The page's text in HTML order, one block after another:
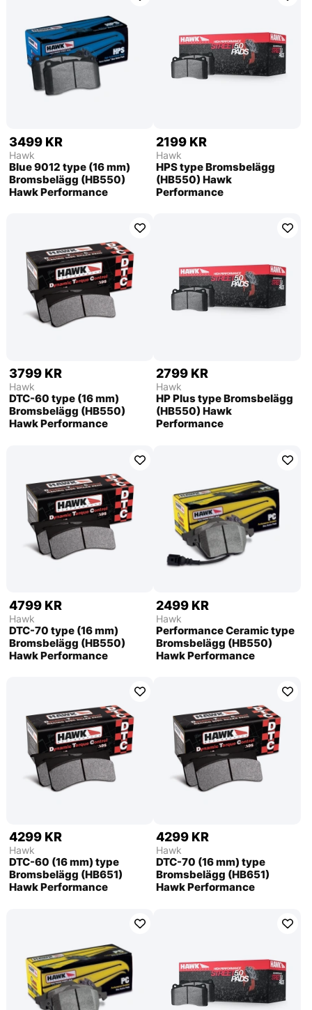
3499 KR
Hawk
Blue 9012 type (16 mm)
Bromsbelägg (HB550)
Hawk Performance
2199 KR
Hawk
HPS type Bromsbelägg
(HB550) Hawk
Performance
3799 KR
Hawk
DTC-60 type (16 mm)
Bromsbelägg (HB550)
Hawk Performance
2799 KR
Hawk
HP Plus type Bromsbelägg
(HB550) Hawk
Performance
4799 KR
Hawk
DTC-70 type (16 mm)
Bromsbelägg (HB550)
Hawk Performance
2499 KR
Hawk
Performance Ceramic type
Bromsbelägg (HB550)
Hawk Performance
4299 KR
Hawk
DTC-60 (16 mm) type
Bromsbelägg (HB651)
Hawk Performance
4299 KR
Hawk
DTC-70 (16 mm) type
Bromsbelägg (HB651)
Hawk Performance